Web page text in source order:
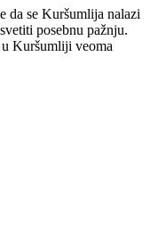
da se Kuršumlija nalazi
posebnu pažnju.
Kuršumliji veoma